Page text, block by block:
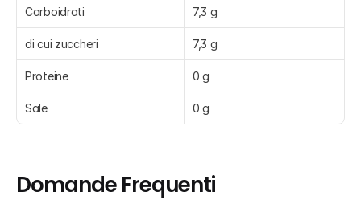
Carboidrati 7,3 g
di cui zuccheri 7,3 g
Proteine 0 g
Sale 0 g
Domande Frequenti